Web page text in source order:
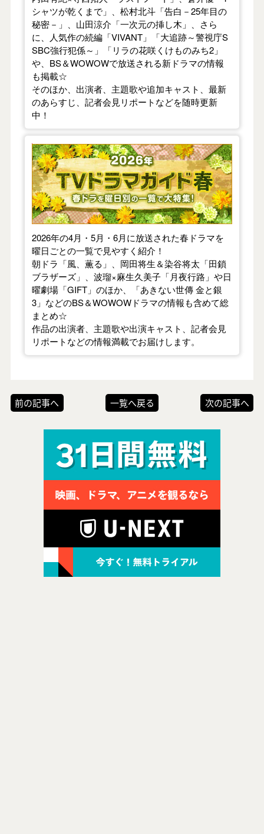
シャツが乾くまで」、松村北斗「告白－25年目の
秘密－」、山田涼介「一次元の挿し木」、さら
に、人気作の続編「VIVANT」「大追跡～警視庁S
SBC強行犯係～」「リラの花咲くけものみち2」
や、BS＆WOWOWで放送される新ドラマの情報
も掲載☆
そのほか、出演者、主題歌や追加キャスト、最新
のあらすじ、記者会見リポートなどを随時更新
中！
【2026年春】TVドラマガイド
2026年の4月・5月・6月に放送された春ドラマを
曜日ごとの一覧で見やすく紹介！
朝ドラ「風、薫る」、岡田将生＆染谷将太「田鎖
ブラザーズ」、波瑠×麻生久美子「月夜行路」や日
曜劇場「GIFT」のほか、「あきない世傳 金と銀
3」などのBS＆WOWOWドラマの情報も含めて総
まとめ☆
作品の出演者、主題歌や出演キャスト、記者会見
リポートなどの情報満載でお届けします。
前の記事へ 一覧へ戻る 次の記事へ